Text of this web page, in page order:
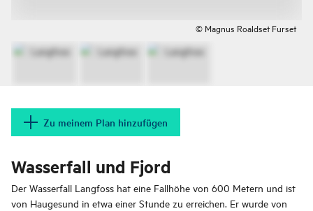
© Magnus Roaldset Furset
Zu meinem Plan hinzufügen
Wasserfall und Fjord
Der Wasserfall Langfoss hat eine Fallhöhe von 600 Metern und ist
von Haugesund in etwa einer Stunde zu erreichen. Er wurde von